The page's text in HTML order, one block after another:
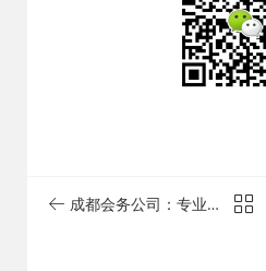
成都会务公司：专业团